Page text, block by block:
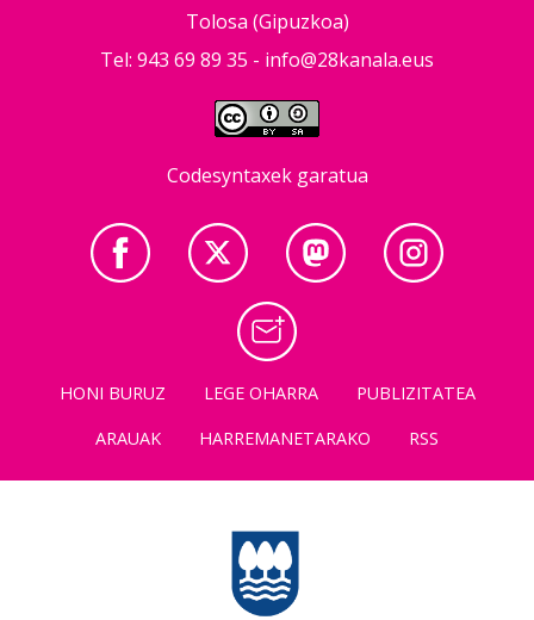
Tolosa (Gipuzkoa)
Tel: 943 69 89 35 - info@28kanala.eus
Codesyntaxek garatua
HONI BURUZ LEGE OHARRA
PUBLIZITATEA
ARAUAK
HARREMANETARAKO RSS